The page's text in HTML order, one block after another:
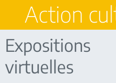
Action
Expositions
virtuelles